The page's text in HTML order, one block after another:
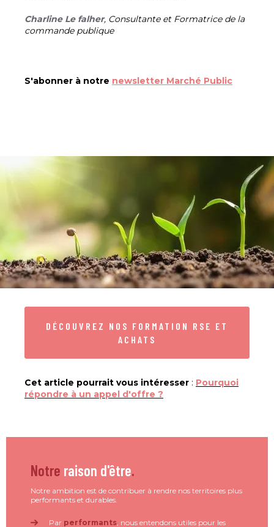
Charline Le falher, Consultante et Formatrice de la
commande publique
S'abonner à notre newsletter Marché Public
DÉCOUVREZ NOS FORMATION RSE ET
ACHATS
Cet article pourrait vous intéresser : Pourquoi
répondre à un appel d'offre ?
Notre raison d'être.
Notre ambition est de contribuer à rendre nos territoires plus
performants et durables.
Par performants, nous entendons utiles pour les